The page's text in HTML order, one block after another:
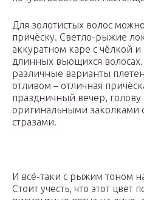
Для золотистых волос
причёску. Светло-рыжие
аккуратном каре с чёлкой
длинных вьющихся
различные варианты
отливом – отличная
праздничный вечер,
оригинальными заколками
стразами.
И всё-таки с рыжим тоном
Стоит учесть, что этот